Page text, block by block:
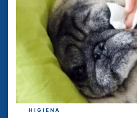
HIGIENA